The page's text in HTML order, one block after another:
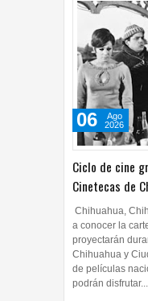
Ciclo de cine
Cinetecas de
06
Ago
2026
Chihuahua,
a conocer la
proyectarán
Chihuahua y
de películas
podrán disfrutar...